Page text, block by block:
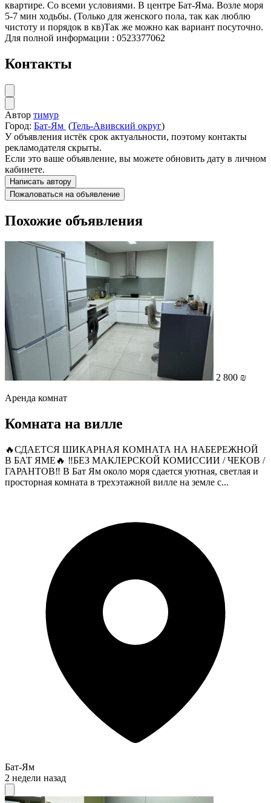
квартире. Со всеми условиями. В центре Бат-Яма. Возле моря
5-7 мин ходьбы. (Только для женского пола, так как люблю
чистоту и порядок в кв)Так же можно как вариант посуточно.
Для полной информации : 0523377062
Контакты
Автор тимур
Город: Бат-Ям (Тель-Авивский округ)
У объявления истёк срок актуальности, поэтому контакты
рекламодателя скрыты.
Если это ваше объявление, вы можете обновить дату в личном
кабинете.
Написать автору
Пожаловаться на объявление
Похожие объявления
2 800 ₪
Аренда комнат
Комната на вилле
🔥СДАЕТСЯ ШИКАРНАЯ КОМНАТА НА НАБЕРЕЖНОЙ
В БАТ ЯМЕ🔥 ‼️БЕЗ МАКЛЕРСКОЙ КОМИССИИ / ЧЕКОВ /
ГАРАНТОВ‼️ В Бат Ям около моря сдается уютная, светлая и
просторная комната в трехэтажной вилле на земле с...
Бат-Ям
2 недели назад